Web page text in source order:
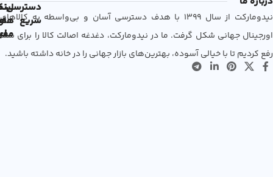
نیدومارکت از سال 1399 با هدف دسترسی آسان و بی‌واسطه به کالاهای
اورجینال جهانی شکل گرفت. ما در نیدومارکت، دغدغه اصالت کالا را برای شما
رفع کردیم تا با خیالی آسوده، بهترین‌های بازار جهانی را در خانه داشته باشید.
دسترسی
سریع